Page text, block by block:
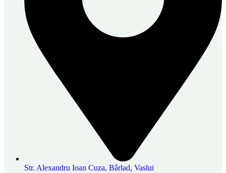
Str. Alexandru Ioan Cuza, Bârlad, Vaslui